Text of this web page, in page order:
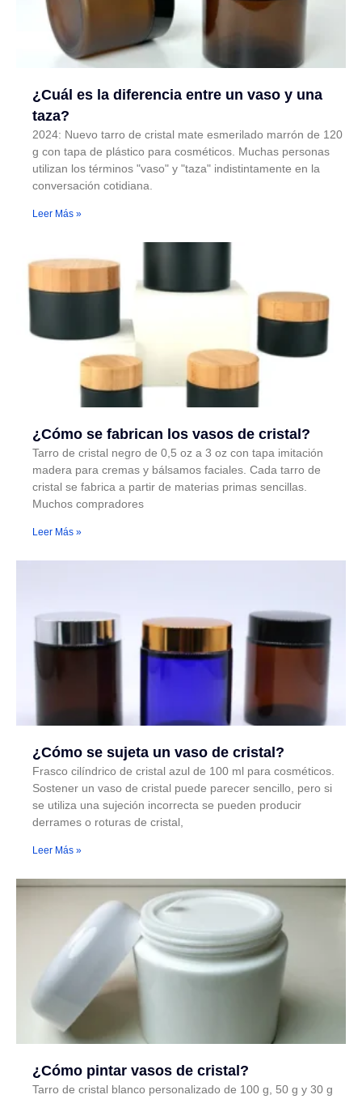
¿Cuál es la diferencia entre un vaso y una
taza?
2024: Nuevo tarro de cristal mate esmerilado marrón de 120
g con tapa de plástico para cosméticos. Muchas personas
utilizan los términos "vaso" y "taza" indistintamente en la
conversación cotidiana.
Leer Más »
¿Cómo se fabrican los vasos de cristal?
Tarro de cristal negro de 0,5 oz a 3 oz con tapa imitación
madera para cremas y bálsamos faciales. Cada tarro de
cristal se fabrica a partir de materias primas sencillas.
Muchos compradores
Leer Más »
¿Cómo se sujeta un vaso de cristal?
Frasco cilíndrico de cristal azul de 100 ml para cosméticos.
Sostener un vaso de cristal puede parecer sencillo, pero si
se utiliza una sujeción incorrecta se pueden producir
derrames o roturas de cristal,
Leer Más »
¿Cómo pintar vasos de cristal?
Tarro de cristal blanco personalizado de 100 g, 50 g y 30 g